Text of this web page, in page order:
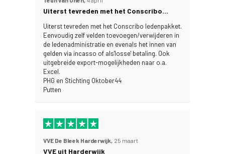
Uiterst tevreden met het Conscribo…
Uiterst tevreden met het Conscribo ledenpakket.
Eenvoudig zelf velden toevoegen/verwijderen in
de ledenadministratie en evenals het innen van
gelden via incasso of als'losse' betaling. Ook
uitgebreide export-mogelijkheden naar o.a.
Excel.
PHG en Stichting Oktober44
Putten
VVE De Bleek Harderwijk, 25 maart
VVE uit Harderwijk